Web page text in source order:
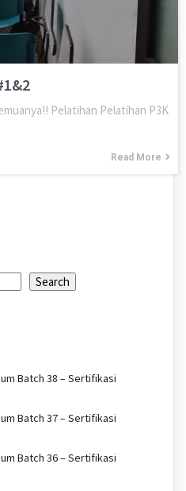
Pelatihan Pelatihan P3K
Read More
Search
Batch 38 – Sertifikasi
Batch 37 – Sertifikasi
Batch 36 – Sertifikasi